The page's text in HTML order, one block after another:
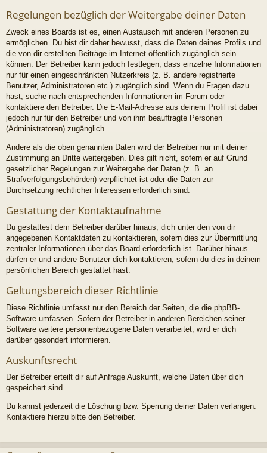
Regelungen bezüglich der Weitergabe deiner Daten
Zweck eines Boards ist es, einen Austausch mit anderen Personen zu
ermöglichen. Du bist dir daher bewusst, dass die Daten deines Profils und
die von dir erstellten Beiträge im Internet öffentlich zugänglich sein
können. Der Betreiber kann jedoch festlegen, dass einzelne Informationen
nur für einen eingeschränkten Nutzerkreis (z. B. andere registrierte
Benutzer, Administratoren etc.) zugänglich sind. Wenn du Fragen dazu
hast, suche nach entsprechenden Informationen im Forum oder
kontaktiere den Betreiber. Die E-Mail-Adresse aus deinem Profil ist dabei
jedoch nur für den Betreiber und von ihm beauftragte Personen
(Administratoren) zugänglich.
Andere als die oben genannten Daten wird der Betreiber nur mit deiner
Zustimmung an Dritte weitergeben. Dies gilt nicht, sofern er auf Grund
gesetzlicher Regelungen zur Weitergabe der Daten (z. B. an
Strafverfolgungsbehörden) verpflichtet ist oder die Daten zur
Durchsetzung rechtlicher Interessen erforderlich sind.
Gestattung der Kontaktaufnahme
Du gestattest dem Betreiber darüber hinaus, dich unter den von dir
angegebenen Kontaktdaten zu kontaktieren, sofern dies zur Übermittlung
zentraler Informationen über das Board erforderlich ist. Darüber hinaus
dürfen er und andere Benutzer dich kontaktieren, sofern du dies in deinem
persönlichen Bereich gestattet hast.
Geltungsbereich dieser Richtlinie
Diese Richtlinie umfasst nur den Bereich der Seiten, die die phpBB-
Software umfassen. Sofern der Betreiber in anderen Bereichen seiner
Software weitere personenbezogene Daten verarbeitet, wird er dich
darüber gesondert informieren.
Auskunftsrecht
Der Betreiber erteilt dir auf Anfrage Auskunft, welche Daten über dich
gespeichert sind.
Du kannst jederzeit die Löschung bzw. Sperrung deiner Daten verlangen.
Kontaktiere hierzu bitte den Betreiber.